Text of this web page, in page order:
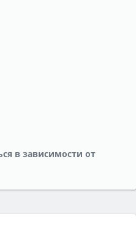
в зависимости от